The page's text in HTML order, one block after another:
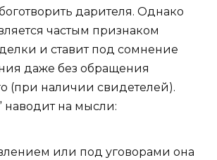
дарителя. Однако
частым признаком
и ставит под сомнение
даже без обращения
(при наличии свидетелей).
наводит на мысли:
или под уговорами она